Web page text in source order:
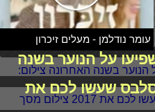
עומר נודלמן - מעלים זיכרון
על הנוער בשנה
שעשו לכם את